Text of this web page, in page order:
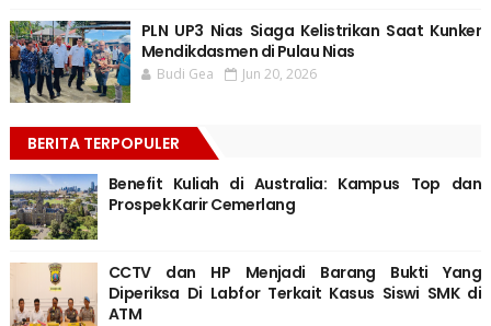
PLN UP3 Nias Siaga Kelistrikan Saat Kunker
Mendikdasmen di Pulau Nias
Budi Gea Jun 20, 2026
BERITA TERPOPULER
Benefit Kuliah di Australia: Kampus Top dan
Prospek Karir Cemerlang
CCTV dan HP Menjadi Barang Bukti Yang
Diperiksa Di Labfor Terkait Kasus Siswi SMK di
ATM